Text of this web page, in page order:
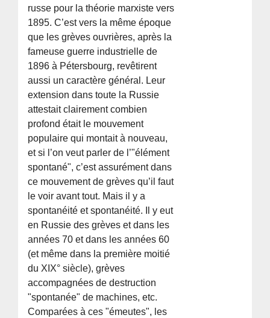
russe pour la théorie marxiste vers
1895. C’est vers la même époque
que les grèves ouvrières, après la
fameuse guerre industrielle de
1896 à Pétersbourg, revêtirent
aussi un caractère général. Leur
extension dans toute la Russie
attestait clairement combien
profond était le mouvement
populaire qui montait à nouveau,
et si l’on veut parler de l’"élément
spontané", c’est assurément dans
ce mouvement de grèves qu’il faut
le voir avant tout. Mais il y a
spontanéité et spontanéité. Il y eut
en Russie des grèves et dans les
années 70 et dans les années 60
(et même dans la première moitié
du XIX° siècle), grèves
accompagnées de destruction
"spontanée" de machines, etc.
Comparées à ces "émeutes", les